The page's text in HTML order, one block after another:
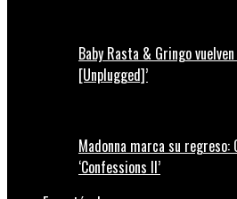
Baby Rasta & Gringo
[Unplugged]’
Madonna marca su
‘Confessions II’